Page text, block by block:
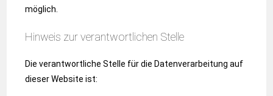
möglich.
Hinweis zur verantwortlichen Stelle
Die verantwortliche Stelle für die Datenverarbeitung auf
dieser Website ist: